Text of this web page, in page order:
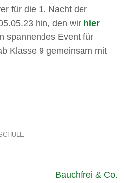
für die 1. Nacht der
hin, den wir hier
spannendes Event für
Klasse 9 gemeinsam mit
Bauchfrei & Co.